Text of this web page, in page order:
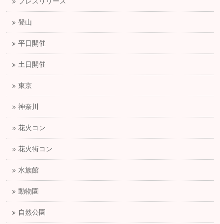
登山
平日開催
土日開催
東京
神奈川
花火コン
花火街コン
水族館
動物園
自然公園